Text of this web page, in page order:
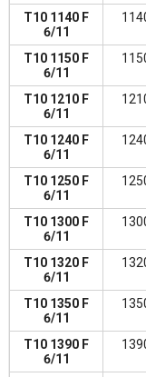
T10 1140 F
6/11
T10 1150 F
6/11
T10 1210 F
6/11
T10 1240 F
6/11
T10 1250 F
6/11
T10 1300 F
6/11
T10 1320 F
6/11
T10 1350 F
6/11
T10 1390 F
6/11